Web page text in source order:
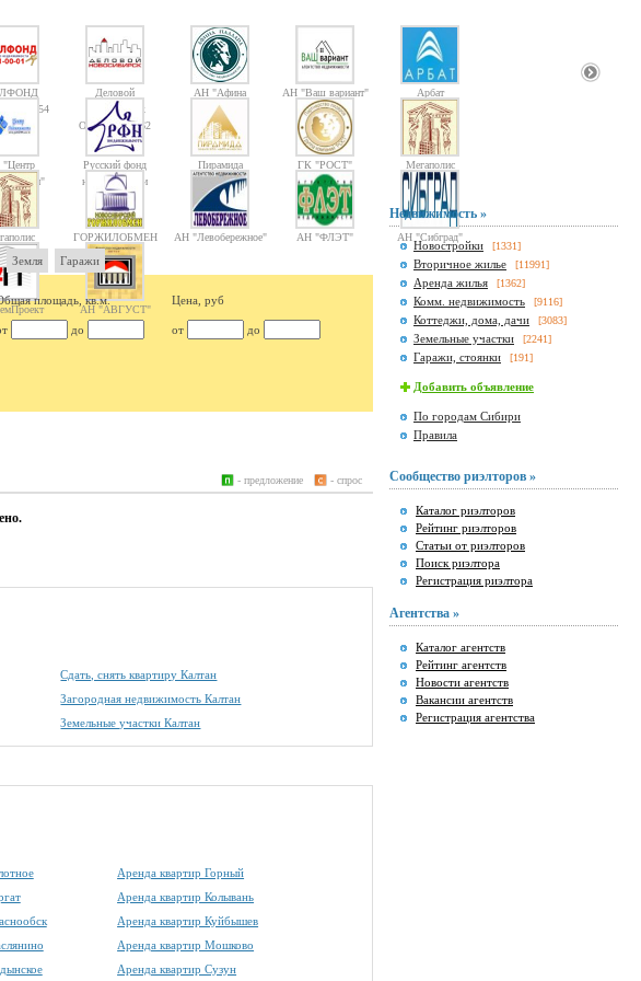
14754
Деловой
Новосибирск
Объектов: 1362
АН "Афина
Паллада"
АН "Ваш вариант" Арбат
Русский фонд
недвижимости
Пирамида ГК "РОСТ" Мегаполис
ГОРЖИЛОБМЕН АН "Левобережное" АН "ФЛЭТ" АН "Сибград"
АН "АВГУСТ"
Земля Гаражи
площадь, кв.м. Цена, руб
до от до
- спрос
- предложение
Сдать, снять квартиру Калтан
Загородная недвижимость Калтан
Земельные участки Калтан
Аренда квартир Горный
Аренда квартир Колывань
Аренда квартир Куйбышев
Аренда квартир Мошково
Аренда квартир Сузун
Недвижимость »
Новостройки [1331]
Вторичное жилье [11991]
Аренда жилья [1362]
Комм. недвижимость [9116]
Коттеджи, дома, дачи [3083]
Земельные участки [2241]
Гаражи, стоянки [191]
Добавить объявление
По городам Сибири
Правила
Сообщество риэлторов »
Каталог риэлторов
Рейтинг риэлторов
Статьи от риэлторов
Поиск риэлтора
Регистрация риэлтора
Агентства »
Каталог агентств
Рейтинг агентств
Новости агентств
Вакансии агентств
Регистрация агентства